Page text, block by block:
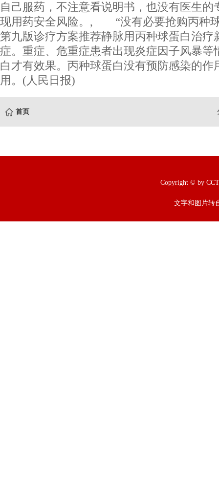
自己服药，不注意看说明书，也没有医生的
现用药安全风险。, “没有必要抢购丙种
第九版诊疗方案推荐静脉用丙种球蛋白治疗
症。重症、危重症患者出现炎症因子风暴等
白才有效果。丙种球蛋白没有预防感染的作
用。(人民日报)
首页
Copyright © by
文字和图片转